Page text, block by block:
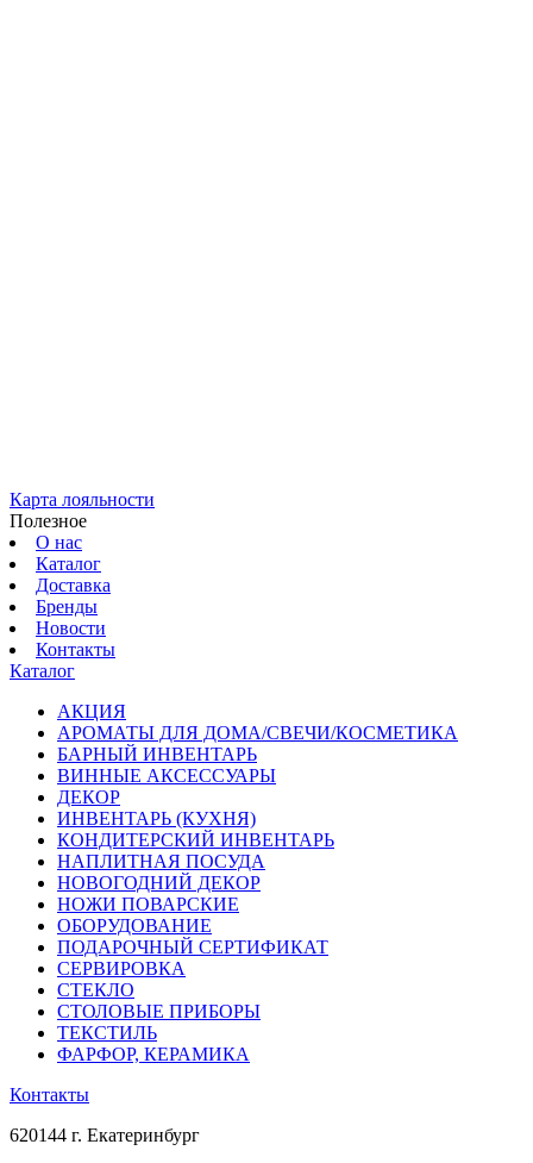
Карта лояльности
Полезное
О нас
Каталог
Доставка
Бренды
Новости
Контакты
Каталог
АКЦИЯ
АРОМАТЫ ДЛЯ ДОМА/СВЕЧИ/КОСМЕТИКА
БАРНЫЙ ИНВЕНТАРЬ
ВИННЫЕ АКСЕССУАРЫ
ДЕКОР
ИНВЕНТАРЬ (КУХНЯ)
КОНДИТЕРСКИЙ ИНВЕНТАРЬ
НАПЛИТНАЯ ПОСУДА
НОВОГОДНИЙ ДЕКОР
НОЖИ ПОВАРСКИЕ
ОБОРУДОВАНИЕ
ПОДАРОЧНЫЙ СЕРТИФИКАТ
СЕРВИРОВКА
СТЕКЛО
СТОЛОВЫЕ ПРИБОРЫ
ТЕКСТИЛЬ
ФАРФОР, КЕРАМИКА
Контакты
620144 г. Екатеринбург